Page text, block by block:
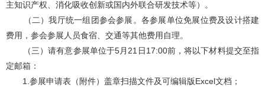
主知识产权、消化吸收创新或国内外联合研发技术等）。
（二）我厅统一组团参会参展。各参展单位免展位费及设计搭建
费用，参会参展人员食宿、交通等其他费用自理。
（三）请有意参展单位于5月21日17:00前，将以下材料提交至指
定邮箱：
1.参展申请表（附件）盖章扫描文件及可编辑版Excel文档；